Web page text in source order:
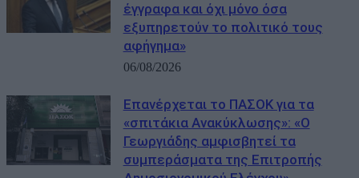
έγγραφα και όχι μόνο όσα
εξυπηρετούν το πολιτικό τους
αφήγημα»
06/08/2026
Επανέρχεται το ΠΑΣΟΚ για τα
«σπιτάκια Ανακύκλωσης»: «Ο
Γεωργιάδης αμφισβητεί τα
συμπεράσματα της Επιτροπής